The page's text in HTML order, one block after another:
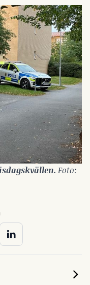
Foto: